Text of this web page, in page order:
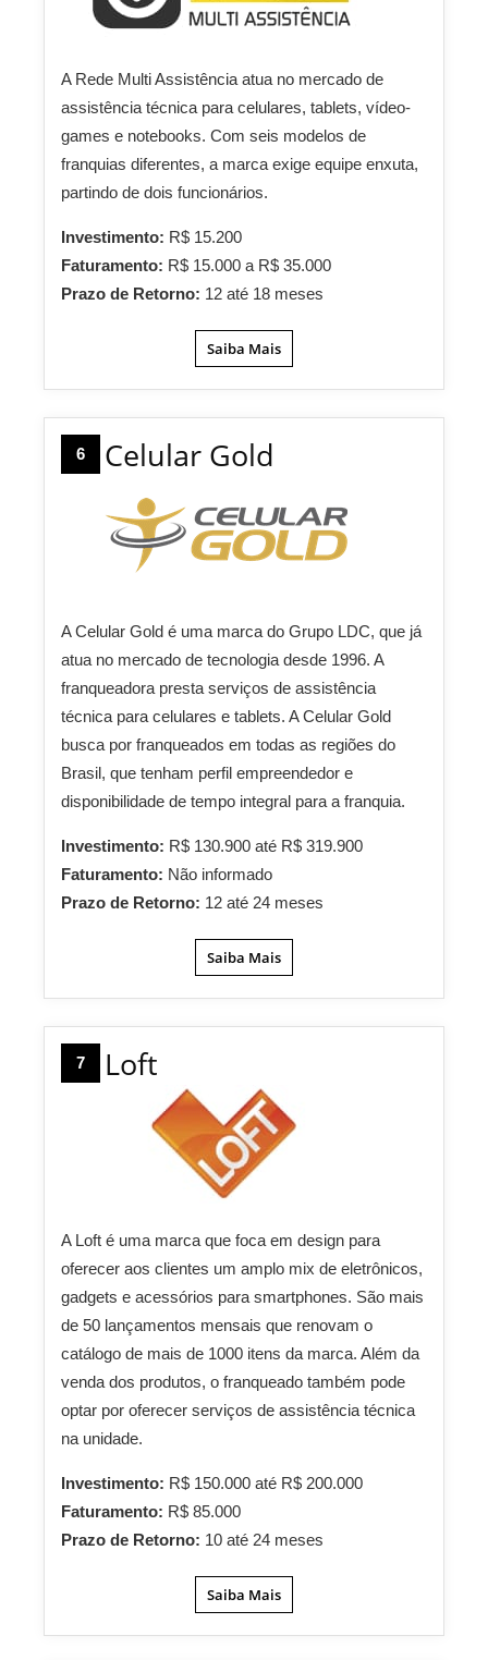
A Rede Multi Assistência atua no mercado de
assistência técnica para celulares, tablets, vídeo-
games e notebooks. Com seis modelos de
franquias diferentes, a marca exige equipe enxuta,
partindo de dois funcionários.
Investimento: R$ 15.200
Faturamento: R$ 15.000 a R$ 35.000
Prazo de Retorno: 12 até 18 meses
Saiba Mais
6 Celular Gold
A Celular Gold é uma marca do Grupo LDC, que já
atua no mercado de tecnologia desde 1996. A
franqueadora presta serviços de assistência
técnica para celulares e tablets. A Celular Gold
busca por franqueados em todas as regiões do
Brasil, que tenham perfil empreendedor e
disponibilidade de tempo integral para a franquia.
Investimento: R$ 130.900 até R$ 319.900
Faturamento: Não informado
Prazo de Retorno: 12 até 24 meses
Saiba Mais
7 Loft
A Loft é uma marca que foca em design para
oferecer aos clientes um amplo mix de eletrônicos,
gadgets e acessórios para smartphones. São mais
de 50 lançamentos mensais que renovam o
catálogo de mais de 1000 itens da marca. Além da
venda dos produtos, o franqueado também pode
optar por oferecer serviços de assistência técnica
na unidade.
Investimento: R$ 150.000 até R$ 200.000
Faturamento: R$ 85.000
Prazo de Retorno: 10 até 24 meses
Saiba Mais